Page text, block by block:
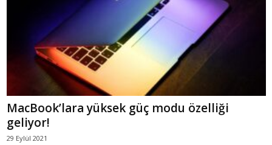
MacBook’lara yüksek güç modu özelliği
geliyor!
29 Eylül 2021